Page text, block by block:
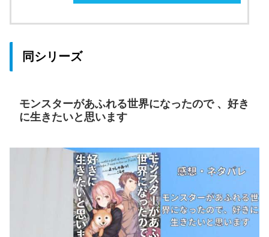
同シリーズ
モンスターがあふれる世界になったので 、好き
に生きたいと思います